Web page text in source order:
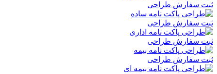
ثبت سفارش طراحی
ثبت سفارش طراحی
ثبت سفارش طراحی
ثبت سفارش طراحی